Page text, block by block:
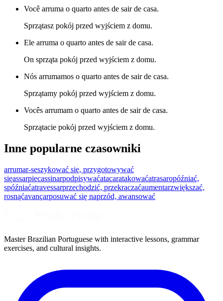
Você arruma o quarto antes de sair de casa.
Sprzątasz pokój przed wyjściem z domu.
Ele arruma o quarto antes de sair de casa.
On sprząta pokój przed wyjściem z domu.
Nós arrumamos o quarto antes de sair de casa.
Sprzątamy pokój przed wyjściem z domu.
Vocês arrumam o quarto antes de sair de casa.
Sprzątacie pokój przed wyjściem z domu.
Inne popularne czasowniki
arrumar-seszykować się, przygotowywać
sięassarpiecassinarpodpisywaćatacaratakowaćatrasaropóźniać,
spóźniaćatravessarprzechodzić, przekraczaćaumentarzwiększać,
rosnąćavançarposuwać się naprzód, awansować
Master Brazilian Portuguese with interactive lessons, grammar
exercises, and cultural insights.